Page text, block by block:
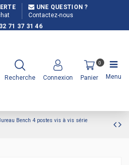
UNE QUESTION ?
Contactez-nous
71 37 31 46
Recherche Connexion
0
Panier Menu
Bench 4 postes vis à vis série